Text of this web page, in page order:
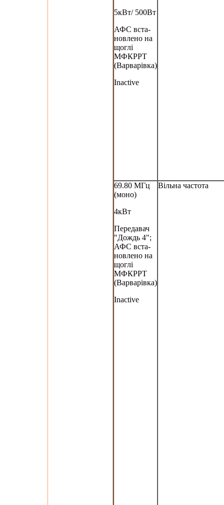
5кВт/ 500Вт
АФС вста-
новлено на
щоглі
МФКРРТ
(Варварівка)
Inactive
69.80 МГц
(моно)
4кВт
Передавач
"Дождь 4";
АФС вста-
новлено на
щоглі
МФКРРТ
(Варварівка)
Inactive
Вільна частота